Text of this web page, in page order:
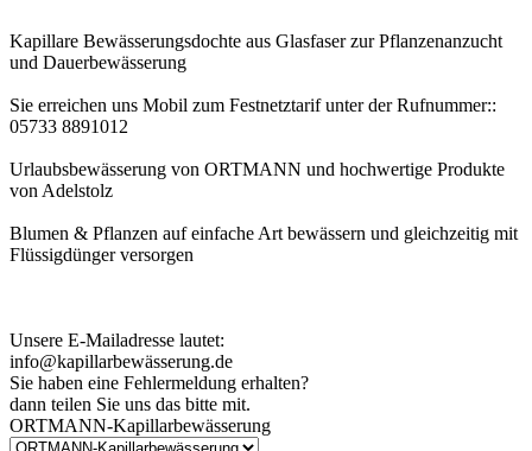
Kapillare Bewässerungsdochte aus Glasfaser zur Pflanzenanzucht
und Dauerbewässerung
Sie erreichen uns Mobil zum Festnetztarif unter der Rufnummer::
05733 8891012
Urlaubsbewässerung von ORTMANN und hochwertige Produkte
von Adelstolz
Blumen & Pflanzen auf einfache Art bewässern und gleichzeitig mit
Flüssigdünger versorgen
Unsere E-Mailadresse lautet:
info@kapillarbewässerung.de
Sie haben eine Fehlermeldung erhalten?
dann teilen Sie uns das bitte mit.
ORTMANN-Kapillarbewässerung